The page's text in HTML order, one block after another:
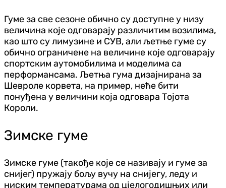
Гуме за све сезоне обично су доступне у низу
величина које одговарају различитим возилима,
као што су лимузине и СУВ, али љетње гуме су
обично ограничене на величине које одговарају
спортским аутомобилима и моделима са
перформансама. Љетња гума дизајнирана за
Шевроле корвета, на пример, неће бити
понуђена у величини која одговара Тојота
Короли.
Зимске гуме
Зимске гуме (такође које се називају и гуме за
снијег) пружају бољу вучу на снијегу, леду и
ниским температурама од цјелогодишњих или